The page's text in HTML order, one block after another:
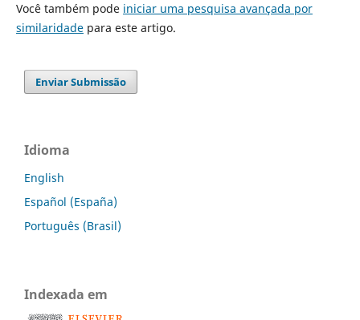
Você também pode iniciar uma pesquisa avançada por
similaridadepara este artigo.
Enviar Submissão
Idioma
English
Español (España)
Português (Brasil)
Indexada em